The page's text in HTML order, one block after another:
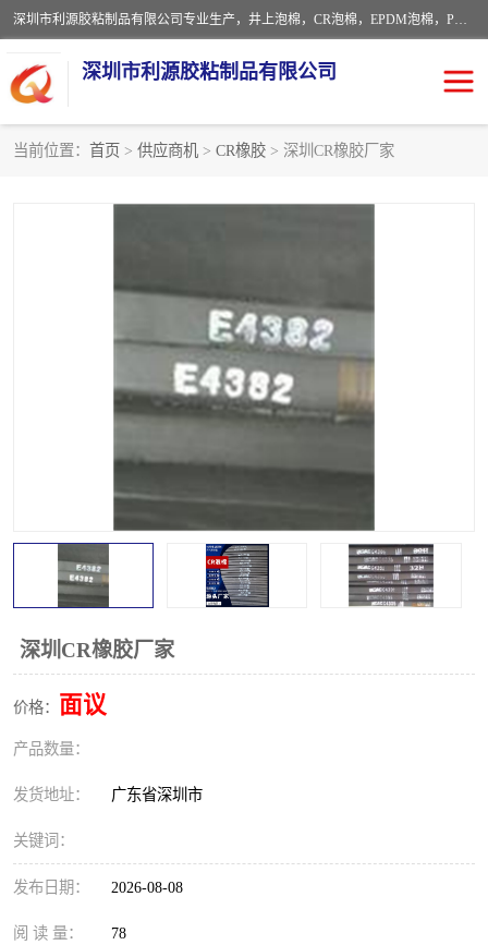
深圳市利源胶粘制品有限公司专业生产，井上泡棉，CR泡棉，EPDM泡棉，PORON泡棉厚度剖切，公差正负0.1mm，硅胶条，脚垫，异形一次成型，雕刻EVA海绵；包装材料:精密仪器、医疗器具、运输时缓冲、防震材料。建筑:住房装潢材料、房屋门窗密封；轻便、强韧性：轻便并且具有较强的韧性，良好的耐油性与耐溶剂性。隔热性：导热性低具有优越的保温性，具有的回弹性。
深圳市利源胶粘制品有限公司
当前位置： 首页 > 供应商机 > CR橡胶 > 深圳CR橡胶厂家
深圳CR橡胶厂家
价格： 面议
产品数量：
发货地址： 广东省深圳市
关键词：
发布日期： 2026-08-08
阅 读 量： 78
EVA珍珠棉异形
佛橡胶泡棉